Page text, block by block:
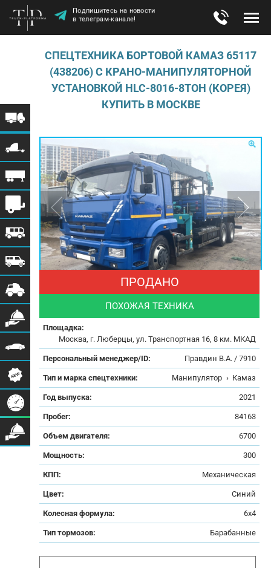
Подпишитесь на новости
в телеграм-канале!
СПЕЦТЕХНИКА БОРТОВОЙ КАМАЗ 65117
(438206) С КРАНО-МАНИПУЛЯТОРНОЙ
УСТАНОВКОЙ HLC-8016-8ТОН (КОРЕЯ)
КУПИТЬ В МОСКВЕ
ПРОДАНО
ПОХОЖАЯ ТЕХНИКА
Площадка:
Москва, г. Люберцы, ул. Транспортная 16, 8 км. МКАД
Персональный менеджер/ID: Правдин В.А. / 7910
Тип и марка спецтехники: Манипулятор › Камаз
Год выпуска: 2021
Пробег: 84163
Объем двигателя: 6700
Мощность: 300
КПП: Механическая
Цвет: Синий
Колесная формула: 6x4
Тип тормозов: Барабанные